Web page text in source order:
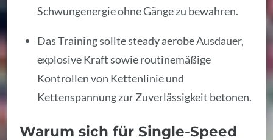
Schwungenergie ohne Gänge zu bewahren.
Das Training sollte steady aerobe Ausdauer,
explosive Kraft sowie routinemäßige
Kontrollen von Kettenlinie und
Kettenspannung zur Zuverlässigkeit betonen.
Warum sich für Single-Speed